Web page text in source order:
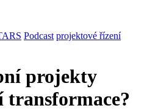
Podcast projektové řízení
projekty